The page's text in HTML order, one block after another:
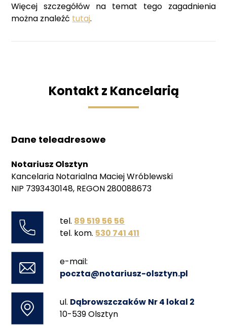
Więcej szczegółów na temat tego zagadnienia
można znaleźć tutaj.
Kontakt z Kancelarią
Dane teleadresowe
Notariusz Olsztyn
Kancelaria Notarialna Maciej Wróblewski
NIP 7393430148, REGON 280088673
tel. 89 519 56 56
tel. kom. 530 741 411
e-mail:
poczta@notariusz-olsztyn.pl
ul. Dąbrowszczaków Nr 4 lokal 2
10-539 Olsztyn